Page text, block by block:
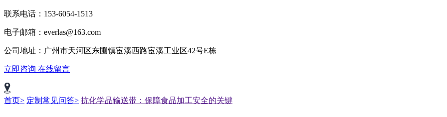
联系电话：153-6054-1513
电子邮箱：everlas@163.com
公司地址：广州市天河区东圃镇宦溪西路宦溪工业区42号E栋
立即咨询 在线留言
首页> 定制常见问答> 抗化学品输送带：保障食品加工安全的关键